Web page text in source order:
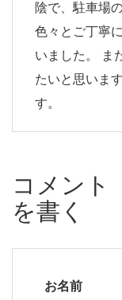
陰で、駐車場
色々とご丁寧
いました。 ま
たいと思いま
す。
コメント
を書く
お名前